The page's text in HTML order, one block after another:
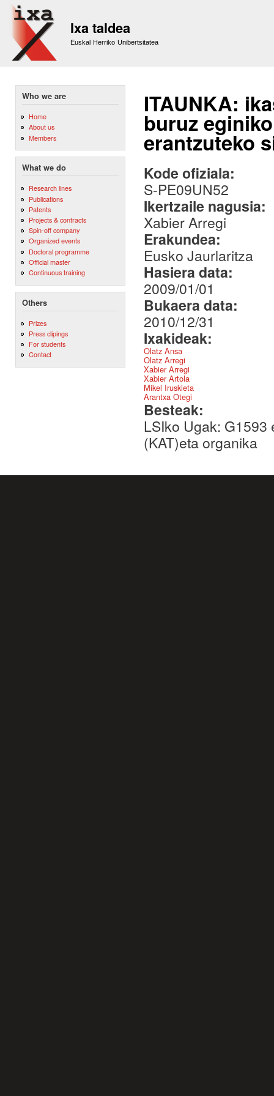
Ixa taldea
Euskal Herriko Unibertsitatea
Who we are
Home
About us
Members
What we do
Research lines
Publications
Patents
Projects & contracts
Spin-off company
Organized events
Doctoral programme
Official master
Continuous training
Others
Prizes
Press clipings
For students
Contact
ITAUNKA:
buruz
erantzuteko
Kode ofiziala:
S-PE09UN52
Ikertzaile nagusia:
Xabier Arregi
Erakundea:
Eusko Jaurlaritza
Hasiera data:
2009/01/01
Bukaera data:
2010/12/31
Ixakideak:
Olatz Ansa
Olatz Arregi
Xabier Arregi
Xabier Artola
Mikel Iruskieta
Arantxa Otegi
Besteak:
LSIko Ugak: G1593
(KAT)eta organika